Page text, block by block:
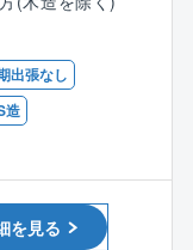
りに作業が進め
を行ったり、
など、常に最
す。
せや交渉等も行
チにしていく
成は別部門が
出張なし
造
を見る